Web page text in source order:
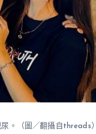
。（圖／翻攝自threads）